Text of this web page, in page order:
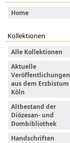
Home
Kollektionen
Alle Kollektionen
Aktuelle
Veröffentlichungen
aus dem Erzbistum
Köln
Altbestand der
Diözesan- und
Dombibliothek
Handschriften